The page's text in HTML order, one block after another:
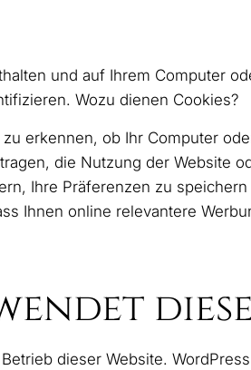
und auf Ihrem Computer
Wozu dienen Cookies?
erkennen, ob Ihr Computer
die Nutzung der Website
Ihre Präferenzen zu
Ihnen online relevantere
diese
dieser Website.